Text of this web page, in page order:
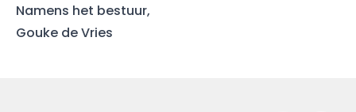
Namens het bestuur,
Gouke de Vries